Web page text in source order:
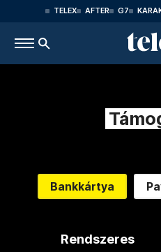
TELEX AFTER G7
Bankkártya
Rendszeres